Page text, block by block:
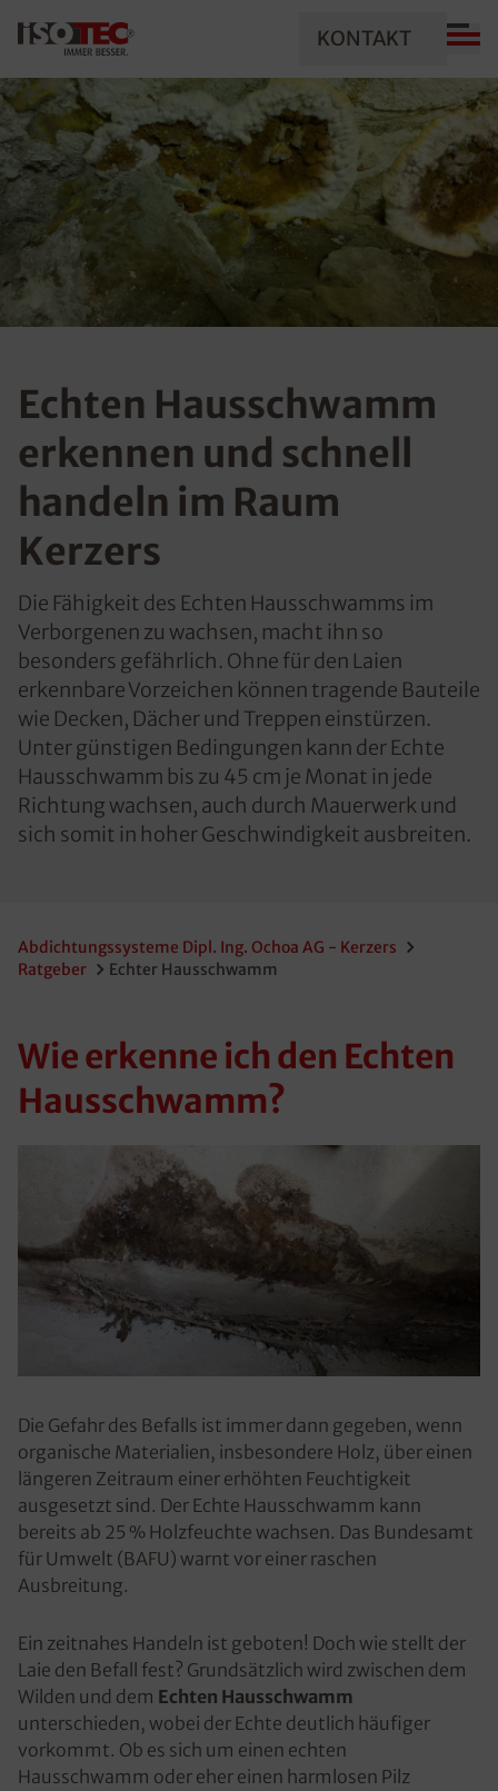
KONTAKT
Echten Hausschwamm
erkennen und schnell
handeln im Raum
Kerzers
Die Fähigkeit des Echten Hausschwamms im
Verborgenen zu wachsen, macht ihn so
besonders gefährlich. Ohne für den Laien
erkennbare Vorzeichen können tragende Bauteile
wie Decken, Dächer und Treppen einstürzen.
Unter günstigen Bedingungen kann der Echte
Hausschwamm bis zu 45 cm je Monat in jede
Richtung wachsen, auch durch Mauerwerk und
sich somit in hoher Geschwindigkeit ausbreiten.
Abdichtungssysteme Dipl. Ing. Ochoa AG - Kerzers
Ratgeber
Echter Hausschwamm
Wie erkenne ich den Echten
Hausschwamm?
Die Gefahr des Befalls ist immer dann gegeben, wenn
organische Materialien, insbesondere Holz, über einen
längeren Zeitraum einer erhöhten Feuchtigkeit
ausgesetzt sind. Der Echte Hausschwamm kann
bereits ab 25 % Holzfeuchte wachsen. Das Bundesamt
für Umwelt (BAFU) warnt vor einer raschen
Ausbreitung.
Ein zeitnahes Handeln ist geboten! Doch wie stellt der
Laie den Befall fest? Grundsätzlich wird zwischen dem
Wilden und dem Echten Hausschwamm
unterschieden, wobei der Echte deutlich häufiger
vorkommt. Ob es sich um einen echten
Hausschwamm oder eher einen harmlosen Pilz